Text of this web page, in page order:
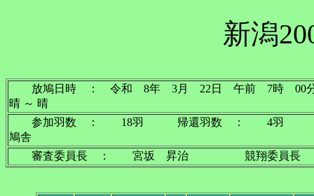
新潟
放鳩日時 ： 令和 8年 3月 22日 午前
晴 ～ 晴
参加羽数 ： 18羽 帰還羽数 ： 4羽
鳩舎
審査委員長 ： 宮坂 昇治 競翔委員